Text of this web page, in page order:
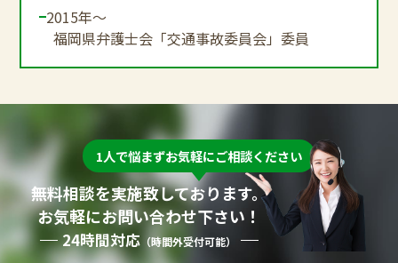
2015年～
福岡県弁護士会「交通事故委員会」委員
1人で悩まずお気軽にご相談ください
無料相談を実施致しております。
お気軽にお問い合わせ下さい！
24時間対応（時間外受付可能）